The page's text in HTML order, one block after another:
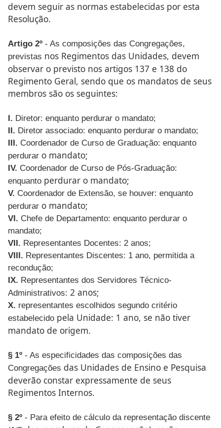
devem seguir as normas estabelecidas por esta
Resolução.
Artigo 2º - As composições das Congregações,
previstas nos Regimentos das Unidades, devem
observar o previsto nos artigos 137 e 138 do
Regimento Geral, sendo que os mandatos de seus
membros são os seguintes:
I. Diretor: enquanto perdurar o mandato;
II. Diretor associado: enquanto perdurar o mandato;
III. Coordenador de Curso de Graduação: enquanto
perdurar o mandato;
IV. Coordenador de Curso de Pós-Graduação:
enquanto perdurar o mandato;
V. Coordenador de Extensão, se houver: enquanto
perdurar o mandato;
VI. Chefe de Departamento: enquanto perdurar o
mandato;
VII. Representantes Docentes: 2 anos;
VIII. Representantes Discentes: 1 ano, permitida a
recondução;
IX. Representantes dos Servidores Técnico-
Administrativos: 2 anos;
X. representantes escolhidos segundo critério
estabelecido pela Unidade: 1 ano, se não tiver
mandato de origem.
§ 1º - As especificidades das composições das
Congregações das Unidades de Ensino e Pesquisa
deverão constar expressamente de seus
Regimentos Internos.
§ 2º - Para efeito de cálculo da representação discente